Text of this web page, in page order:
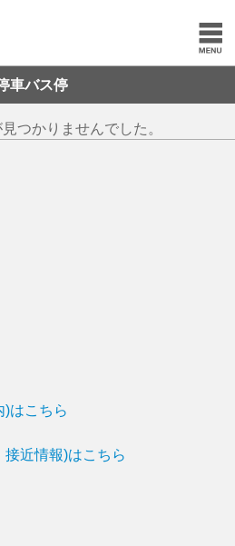
車バス停
つかりませんでした。
)はこちら
近情報)はこちら